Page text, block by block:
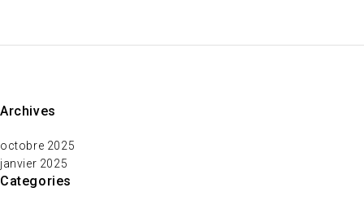
Archives
octobre 2025
janvier 2025
Categories